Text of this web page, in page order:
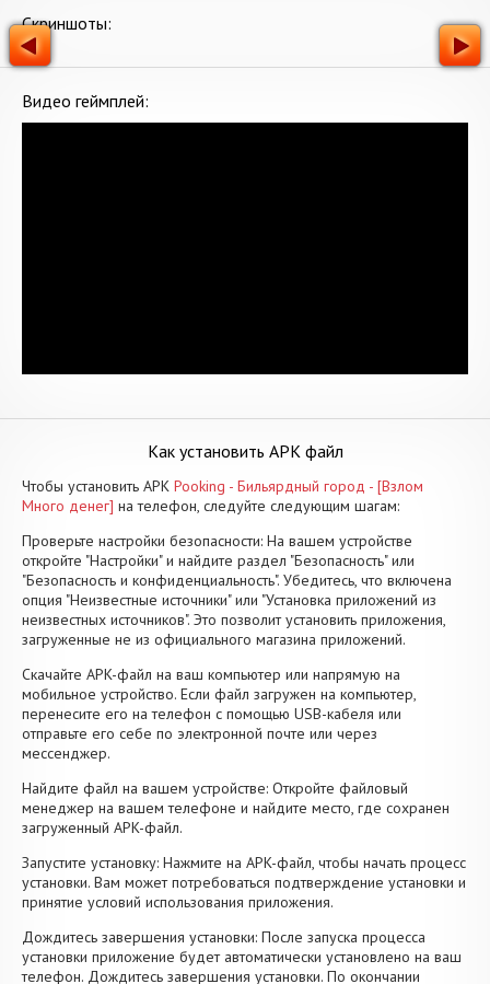
Скриншоты:
Видео геймплей:
Как установить APK файл
Чтобы установить APK Pooking - Бильярдный город - [Взлом
Много денег] на телефон, следуйте следующим шагам:
Проверьте настройки безопасности: На вашем устройстве
откройте "Настройки" и найдите раздел "Безопасность" или
"Безопасность и конфиденциальность". Убедитесь, что включена
опция "Неизвестные источники" или "Установка приложений из
неизвестных источников". Это позволит установить приложения,
загруженные не из официального магазина приложений.
Скачайте APK-файл на ваш компьютер или напрямую на
мобильное устройство. Если файл загружен на компьютер,
перенесите его на телефон с помощью USB-кабеля или
отправьте его себе по электронной почте или через
мессенджер.
Найдите файл на вашем устройстве: Откройте файловый
менеджер на вашем телефоне и найдите место, где сохранен
загруженный APK-файл.
Запустите установку: Нажмите на APK-файл, чтобы начать процесс
установки. Вам может потребоваться подтверждение установки и
принятие условий использования приложения.
Дождитесь завершения установки: После запуска процесса
установки приложение будет автоматически установлено на ваш
телефон. Дождитесь завершения установки. По окончании